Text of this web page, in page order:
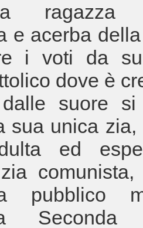
ragazza
e acerba
i voti da
dove è
dalle suore
sua unica zia,
ed
pubblico
Seconda